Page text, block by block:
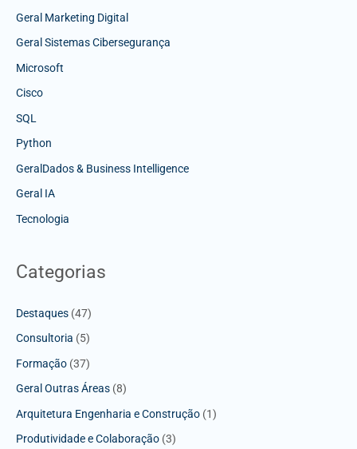
Geral Marketing Digital
Geral Sistemas Cibersegurança
Microsoft
Cisco
SQL
Python
GeralDados & Business Intelligence
Geral IA
Tecnologia
Categorias
Destaques (47)
Consultoria (5)
Formação (37)
Geral Outras Áreas (8)
Arquitetura Engenharia e Construção (1)
Produtividade e Colaboração (3)